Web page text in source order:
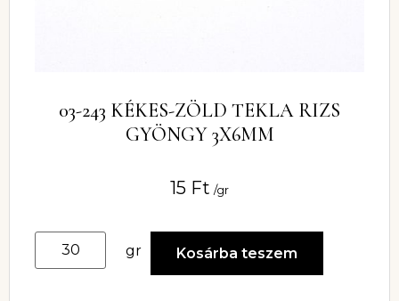
03-243 KÉKES-ZÖLD TEKLA RIZS
GYÖNGY 3X6MM
15 Ft /gr
gr Kosárba teszem